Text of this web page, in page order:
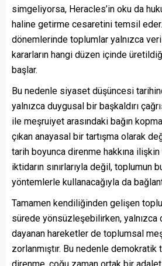
simgeliyorsa, Heracles’in oku da
haline getirme cesaretini temsil
dönemlerinde toplumlar yalnızca
kararların hangi düzen içinde
başlar.
Bu nedenle siyaset düşüncesi
yalnızca duygusal bir başkaldırı
ile meşruiyet arasındaki bağın
çıkan anayasal bir tartışma olarak
tarih boyunca direnme hakkına ilişkin
iktidarın sınırlarıyla değil, toplumun
yöntemlerle kullanacağıyla da
Tamamen kendiliğinden gelişen
sürede yönsüzleşebilirken, yalnızca
dayanan hareketler de toplumsal
zorlanmıştır. Bu nedenle
direnme, çoğu zaman ortak bir